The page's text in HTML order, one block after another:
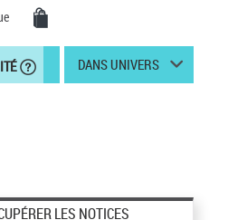
DANS UNIVERS
LES NOTICES